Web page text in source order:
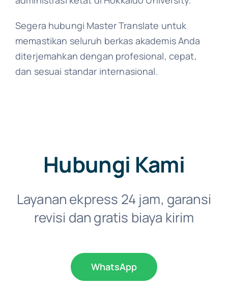
Segera hubungi Master Translate untuk
memastikan seluruh berkas akademis Anda
diterjemahkan dengan profesional, cepat,
dan sesuai standar internasional.
Hubungi Kami
Layanan ekpress 24 jam, garansi
revisi dan gratis biaya kirim
WhatsApp